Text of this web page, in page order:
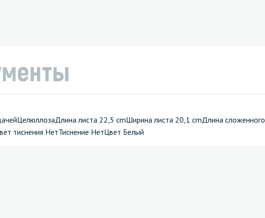
листа 22,5 cmШирина листа 20,1 cmДлина сложенного
тиснения НетТиснение НетЦвет Белый